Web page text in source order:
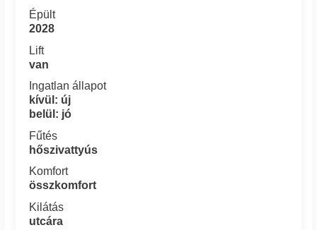
Épült
2028
Lift
van
Ingatlan állapot
kívül: új
belül: jó
Fűtés
hőszivattyús
Komfort
összkomfort
Kilátás
utcára